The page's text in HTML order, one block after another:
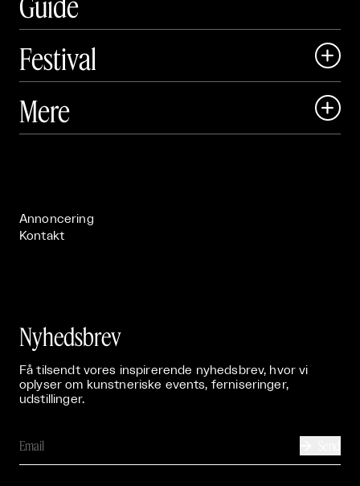
Festival

 Art Matter Festival
Mere 
Annoncering
Kontakt
Nyhedsbrev
Få tilsendt vores inspirerende nyhedsbrev, hvor vi
oplyser om kunstneriske events, ferniseringer,
udstillinger.